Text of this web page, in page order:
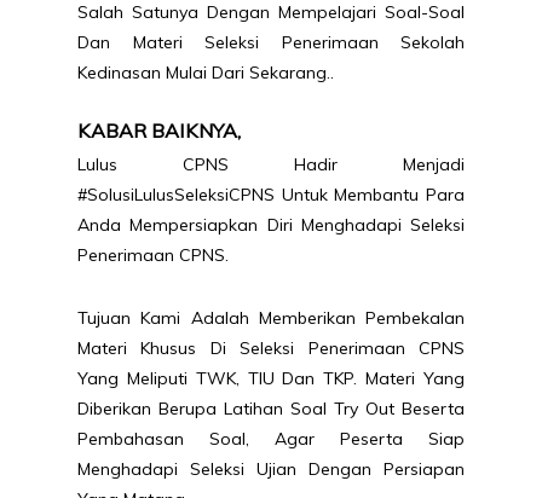
Salah Satunya Dengan Mempelajari Soal-Soal
Dan Materi Seleksi Penerimaan Sekolah
Kedinasan Mulai Dari Sekarang..
KABAR BAIKNYA,
Lulus CPNS Hadir Menjadi
#SolusiLulusSeleksiCPNS Untuk Membantu Para
Anda Mempersiapkan Diri Menghadapi Seleksi
Penerimaan CPNS.
Tujuan Kami Adalah Memberikan Pembekalan
Materi Khusus Di Seleksi Penerimaan CPNS
Yang Meliputi TWK, TIU Dan TKP. Materi Yang
Diberikan Berupa Latihan Soal Try Out Beserta
Pembahasan Soal, Agar Peserta Siap
Menghadapi Seleksi Ujian Dengan Persiapan